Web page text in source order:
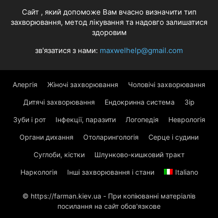
Cайт , який допоможе Вам вчасно визначити тип
захворювання, метод лікування та надовго залишатися
здоровим
зв'язатися з нами: maxwelhelp@gmail.com
Алергія Жіночі захворювання Чоловічі захворювання
Дитячі захворювання Ендокринна система Зір
Зуби і рот Інфекції, паразити Логопедія Неврологія
Органи дихання Отоларингологія Серце і судини
Суглоби, кістки Шлунково-кишковий тракт
Наркологія Інші захворювання і стани Italiano
© https://farman.kiev.ua - При копіюванні матеріалів
посилання на сайт обов'язкове